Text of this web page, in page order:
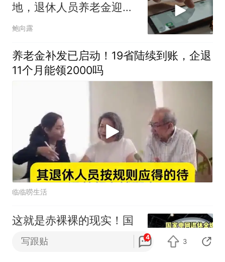
地，退休人员养老金迎来
新变化
鲍向露
养老金补发已启动！19省陆续到账，企退
11个月能领2000吗
临临唠生活
这就是赤裸裸的现实！国
家电网退休工资，才是真
正的普通人天花板
写跟贴 4
3